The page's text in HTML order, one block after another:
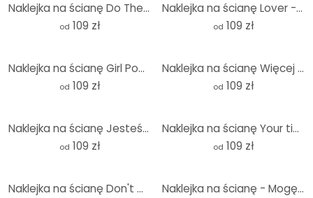
Naklejka na ścianę Do The Things That Matter - Prints by Ayleen - Round
od 109 zł
Naklejka na ścianę Lover - inspirowana Taylor Swift - Round
od 109 zł
Naklejka na ścianę Girl Power retro napis fioletowy - okrągła
od 109 zł
Naklejka na ścianę Więcej Espresso mniej Depresso - Fritsch - Okrągła
od 109 zł
Naklejka na ścianę Jesteś piękna - okrągła
od 109 zł
Naklejka na ścianę Your time is now - Round
od 109 zł
Naklejka na ścianę Don't Quit Do it - Round Naklejka na ścianę - Mogę kupić sobie kwiaty - Okrągła